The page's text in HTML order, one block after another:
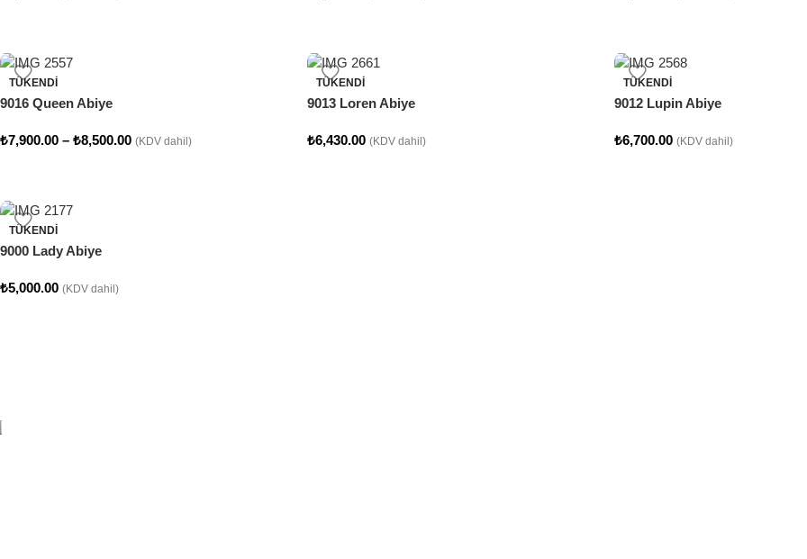
TÜKENDI
9016 Queen Abiye
₺7,900.00 – ₺8,500.00 (KDV dahil)
TÜKENDI
9013 Loren Abiye
₺6,430.00 (KDV dahil)
TÜKENDI
9012 Lupin Abiye
₺6,700.00 (KDV dahil)
TÜKENDI
9000 Lady Abiye
₺5,000.00 (KDV dahil)